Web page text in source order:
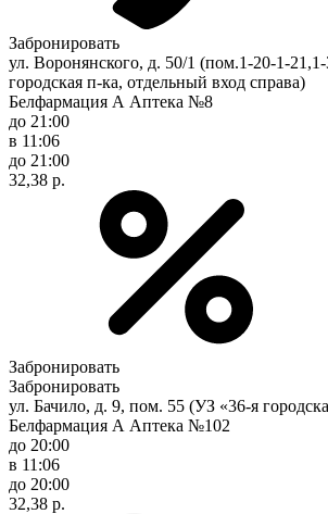
Забронировать
ул. Воронянского, д. 50/1 (пом.1-20-1-
городская п-ка, отдельный вход справа)
Белфармация А Аптека №8
до 21:00
в 11:06
до 21:00
32,38 р.
Забронировать
Забронировать
ул. Бачило, д. 9, пом. 55 (УЗ «36-я
Белфармация А Аптека №102
до 20:00
в 11:06
до 20:00
32,38 р.